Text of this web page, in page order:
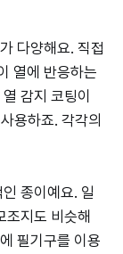
다양해요. 직접
열에 반응하는
감지 코팅이
용하죠. 각각의
종이예요. 일
조지도 비슷해
필기구를 이용